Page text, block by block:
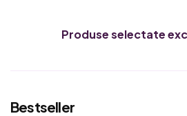
Produse selectate
Bestseller